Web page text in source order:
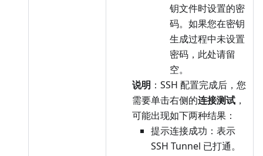
钥文件时设置的密
码。如果您在密钥
生成过程中未设置
密码，此处请留
空。
说明 ：SSH 配置完成后，您
需要单击右侧的连接测试 ，
可能出现如下两种结果：
提示连接成功：表示
SSH Tunnel 已打通。